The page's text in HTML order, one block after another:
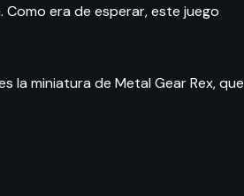
era de esperar, este juego
la miniatura de Metal Gear Rex, que